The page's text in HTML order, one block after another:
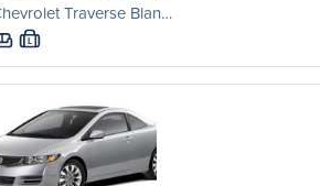
Traverse Blan…
L